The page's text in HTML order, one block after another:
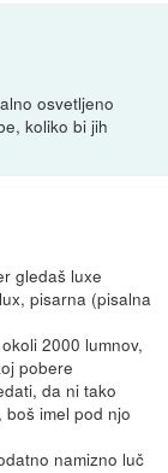
osvetljeno
koliko bi jih
gledaš luxe
pisarna (pisalna
2000 lumnov,
pobere
da ni tako
imel pod njo
namizno luč